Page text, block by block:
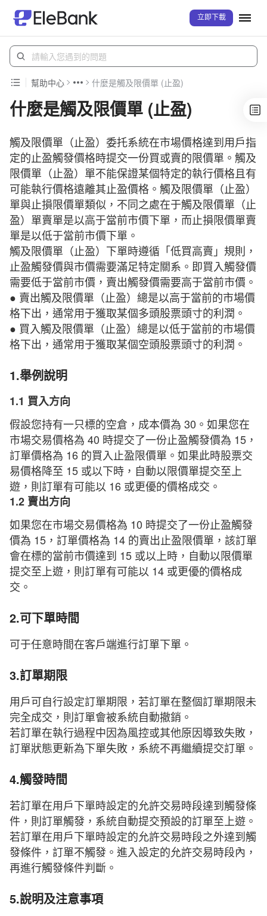
立即下載
幫助中心 什麼是觸及限價單 (止盈)
什麼是觸及限價單 (止盈)
觸及限價單（止盈）委托系統在市場價格達到用戶指
定的止盈觸發價格時提交一份買或賣的限價單。觸及
限價單（止盈）單不能保證某個特定的執行價格且有
可能執行價格遠離其止盈價格。觸及限價單（止盈）
單與止損限價單類似，不同之處在于觸及限價單（止
盈）單賣單是以高于當前市價下單，而止損限價單賣
單是以低于當前市價下單。
觸及限價單（止盈）下單時遵循「低買高賣」規則，
止盈觸發價與市價需要滿足特定關系。即買入觸發價
需要低于當前市價，賣出觸發價需要高于當前市價。
● 賣出觸及限價單（止盈）總是以高于當前的市場價
格下出，通常用于獲取某個多頭股票頭寸的利潤。
● 買入觸及限價單（止盈）總是以低于當前的市場價
格下出，通常用于獲取某個空頭股票頭寸的利潤。
1.舉例說明
1.1 買入方向
假設您持有一只標的空倉，成本價為 30。如果您在
市場交易價格為 40 時提交了一份止盈觸發價為 15，
訂單價格為 16 的買入止盈限價單。如果此時股票交
易價格降至 15 或以下時，自動以限價單提交至上
遊，則訂單有可能以 16 或更優的價格成交。
1.2 賣出方向
如果您在市場交易價格為 10 時提交了一份止盈觸發
價為 15，訂單價格為 14 的賣出止盈限價單，該訂單
會在標的當前市價達到 15 或以上時，自動以限價單
提交至上遊，則訂單有可能以 14 或更優的價格成
交。
2.可下單時間
可于任意時間在客戶端進行訂單下單。
3.訂單期限
用戶可自行設定訂單期限，若訂單在整個訂單期限未
完全成交，則訂單會被系統自動撤銷。
若訂單在執行過程中因為風控或其他原因導致失敗，
訂單狀態更新為下單失敗，系統不再繼續提交訂單。
4.觸發時間
若訂單在用戶下單時設定的允許交易時段達到觸發條
件，則訂單觸發，系統自動提交預設的訂單至上遊。
若訂單在用戶下單時設定的允許交易時段之外達到觸
發條件，訂單不觸發。進入設定的允許交易時段內，
再進行觸發條件判斷。
5.說明及注意事項